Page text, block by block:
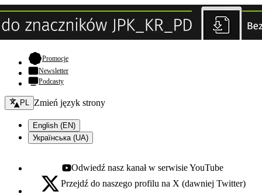
Promocje- otwiera się w nowej karcie
Newsletter
Podcasty
Zmień język - bieżący:
PL Zmień język strony
English (EN)
Українська (UA)
Youtube - otwiera się w nowej karcie
Odwiedź nasz kanał w serwisie YouTube
X - otwiera się w nowej karcie
Przejdź do naszego profilu na X (dawniej Twitter)